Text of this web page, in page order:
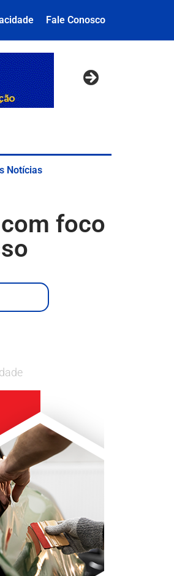
Fale Conosco
Notícias
foco